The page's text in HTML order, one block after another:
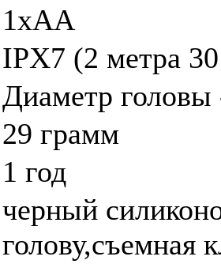
1xAA
IPX7 (2 метра
Диаметр
29 грамм
1 год
черный
голову,съемная